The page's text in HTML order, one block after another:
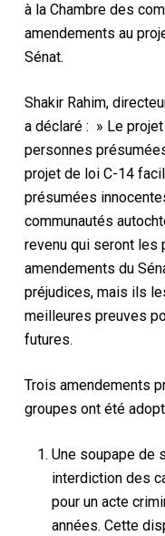
à la Chambre des
amendements au
Sénat.
Shakir Rahim,
a déclaré : » Le
personnes
projet de loi C-14
présumées
communautés
revenu qui seront les
amendements du
préjudices, mais ils
meilleures preuves
futures.
Trois amendements
groupes ont été
Une soupape de
interdiction des
pour un acte
années. Cette